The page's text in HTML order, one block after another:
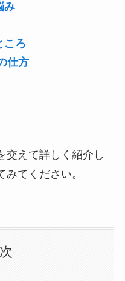
み
ころ
仕方
交えて詳しく紹介し
てください。